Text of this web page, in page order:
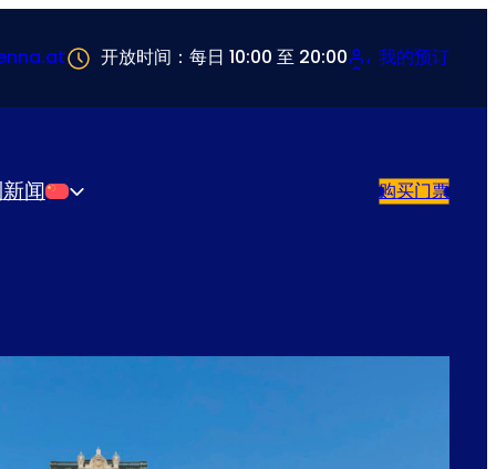
开放时间：每日 10:00 至 20:00 我的预订
新闻 简体中文 购买门票